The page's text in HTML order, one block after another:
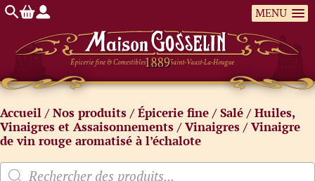
MENU
Épicerie fine & Comestibles Saint-Vaast-La-Hougue
Accueil /Nos produits /Épicerie fine /Salé /Huiles,
Vinaigres et Assaisonnements /Vinaigres / Vinaigre
de vin rouge aromatisé à l’échalote